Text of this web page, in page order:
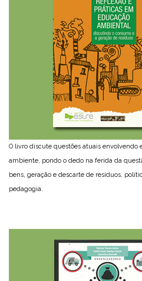
O livro discute questões atuais envolvendo
ambiente, pondo o dedo na ferida da
bens, geração e descarte de resíduos,
pedagogia.